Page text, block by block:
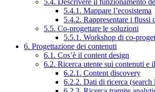
5.4.1. Mappare l’ecosistema
5.4.2. Rappresentare i flussi
5.5. Co-progettare le soluzioni
5.5.1. Workshop di co-
6. Progettazione dei contenuti
6.1. Cos’è il content design
6.2. Ricerca utente sui contenuti e
6.2.1. Content discovery
6.2.2. Dati di ricerca (search